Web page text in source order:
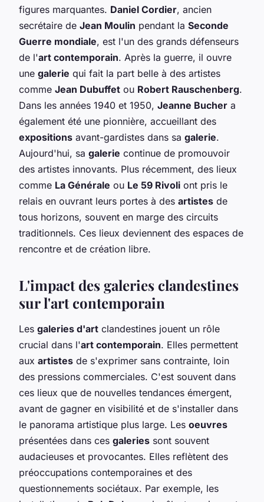
figures marquantes. Daniel Cordier, ancien
secrétaire de Jean Moulin pendant la Seconde
Guerre mondiale, est l'un des grands défenseurs
de l'art contemporain. Après la guerre, il ouvre
une galerie qui fait la part belle à des artistes
comme Jean Dubuffet ou Robert Rauschenberg.
Dans les années 1940 et 1950, Jeanne Bucher a
également été une pionnière, accueillant des
expositions avant-gardistes dans sa galerie.
Aujourd'hui, sa galerie continue de promouvoir
des artistes innovants. Plus récemment, des lieux
comme La Générale ou Le 59 Rivoli ont pris le
relais en ouvrant leurs portes à des artistes de
tous horizons, souvent en marge des circuits
traditionnels. Ces lieux deviennent des espaces de
rencontre et de création libre.
L'impact des galeries clandestines
sur l'art contemporain
Les galeries d'art clandestines jouent un rôle
crucial dans l'art contemporain. Elles permettent
aux artistes de s'exprimer sans contrainte, loin
des pressions commerciales. C'est souvent dans
ces lieux que de nouvelles tendances émergent,
avant de gagner en visibilité et de s'installer dans
le panorama artistique plus large. Les oeuvres
présentées dans ces galeries sont souvent
audacieuses et provocantes. Elles reflètent des
préoccupations contemporaines et des
questionnements sociétaux. Par exemple, les